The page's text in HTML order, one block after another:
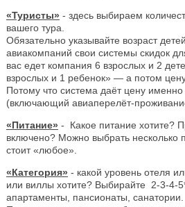
«Туристы» - здесь выбираем
вашего тура.
Обязательно указывайте возраст
авиакомпаний свои системы скидок
вас едет компания 6 взрослых и 2
взрослых и 1 ребенок» — а потом
Потому что система даёт цену
(включающий авиаперелёт-
«Питание» - Какое питание хотите?
включено? Можно выбрать несколько
стоит «любое».
«Категория» - какой уровень отеля
или виллы хотите? Выбирайте 2-3-4-
апартаменты, пансионаты, санатории.